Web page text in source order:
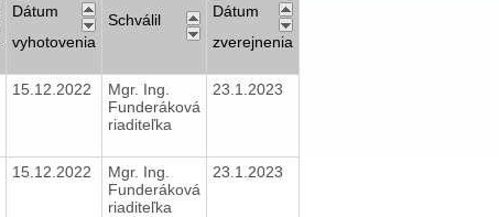
Dátum
vyhotovenia
Schválil
Dátum
zverejnenia
15.12.2022
Mgr. Ing.
Funderáková
riaditeľka
23.1.2023
15.12.2022
Mgr. Ing.
Funderáková
riaditeľka
23.1.2023